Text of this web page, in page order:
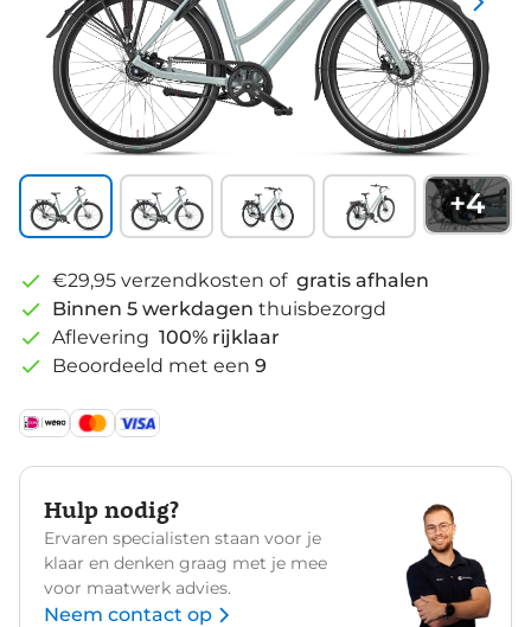
+4
€29,95 verzendkosten of gratis afhalen
Binnen 5 werkdagen thuisbezorgd
Aflevering 100% rijklaar
Beoordeeld met een 9
Hulp nodig?
Ervaren specialisten staan voor je
klaar en denken graag met je mee
voor maatwerk advies.
Neem contact op